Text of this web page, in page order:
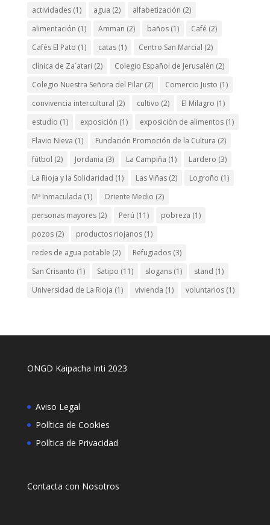
actividades(1) agua (2) alfabetización (2)
alimentación (1) Amman (2) baños(1) Café (2)
Cafés El Pato (1) catas(1) Centro San Marcial (2)
clínica de Za´atari (2) Colegio Español de Jerusalén (2)
Colegio Nuestra Señora del Pilar(2) Comercio Justo (1)
convivencia intercultural (2) cultivo (2) El Milagro (1)
estudio (1) exposición (1) exposición de alimentos(1)
Flavio Nieva (1) Fundación Promoción de la Cultura (2)
fútbol (2) Jordania (3) La Campiña (1) Lardero (3)
La Rioja y la Solidaridad (1) Las Viñas(2) Logroño (1)
Mª Inmaculada (1) Oriente Medio (2)
personas mayores(2) Perú (11) pobreza (1)
pozos(2) productos riojanos(1)
redes de agua potable (2) Refugiados(3)
San Crisanto (1) Satipo (11) slogans(1) stand (1)
Universidad de La Rioja (1) vivienda (1) voluntarios(1)
ONGD Kaipacha Inti 2023
Aviso Legal
Política de Cookies
Política de Privacidad
Contacta con Nosotros